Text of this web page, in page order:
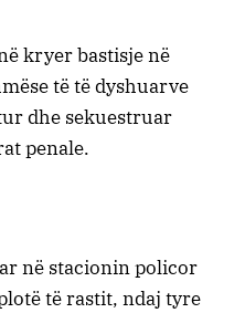
kryer bastisje në
të të dyshuarve
dhe sekuestruar
penale.
në stacionin policor
të rastit, ndaj tyre